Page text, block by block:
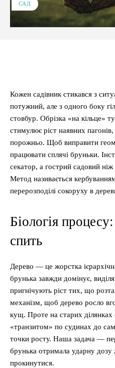
САД
Кожен садівник стикався з
потужний, але з одного боку
стовбур. Обрізка «на кільце»
стимулює ріст наявних
порожньо. Щоб виправити
працювати сплячі бруньки.
секатор, а гострий садовий
Метод називається
перерозподілі сокоруху в
Біологія
спить
Дерево — це жорстка
брунька завжди домінує,
пригнічують ріст тих, що
механізм, щоб дерево росло
кущ. Проте на старих ділянках
«транзитом» по судинах до
точки росту. Наша задача —
брунька отримала ударну дозу
прокинутися.